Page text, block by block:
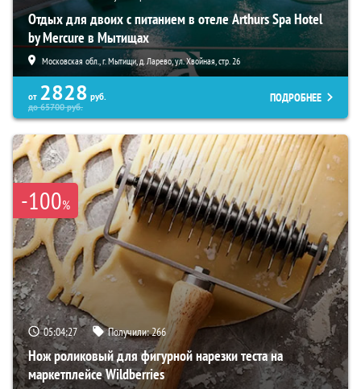
Отдых для двоих с питанием в отеле Arthurs Spa Hotel
by Mercure в Мытищах
Московская обл., г. Мытищи, д. Ларево, ул. Хвойная, стр. 26
от 2828 руб.
до65700руб.
ПОДРОБНЕЕ
-100%
05:04:26 Получили:266
Нож роликовый для фигурной нарезки теста на
маркетплейсе Wildberries